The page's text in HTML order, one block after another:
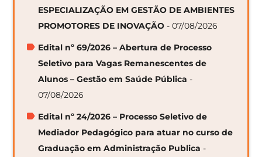
ESPECIALIZAÇÃO EM GESTÃO DE AMBIENTES
PROMOTORES DE INOVAÇÃO - 07/08/2026
Edital nº 69/2026 – Abertura de Processo
Seletivo para Vagas Remanescentes de
Alunos – Gestão em Saúde Pública -
07/08/2026
Edital nº 24/2026 – Processo Seletivo de
Mediador Pedagógico para atuar no curso de
Graduação em Administração Publica -